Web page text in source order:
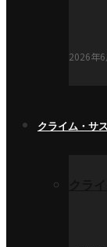
2026年
クライム・サ